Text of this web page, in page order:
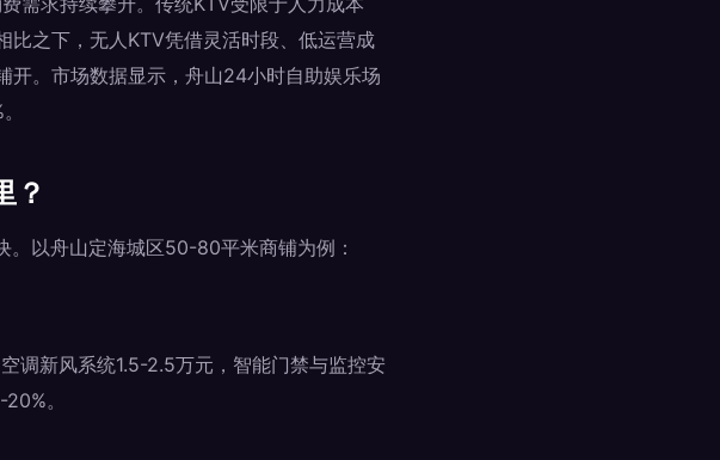
比之下，无人KTV凭借灵活时段、低运营成
开。市场数据显示，舟山24小时自助娱乐场
？
以舟山定海城区50-80平米商铺为例：
调新风系统1.5-2.5万元，智能门禁与监控安
。